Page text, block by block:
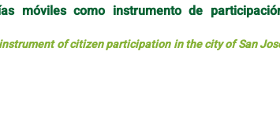
móviles como instrumento de
of citizen participation in the city of San